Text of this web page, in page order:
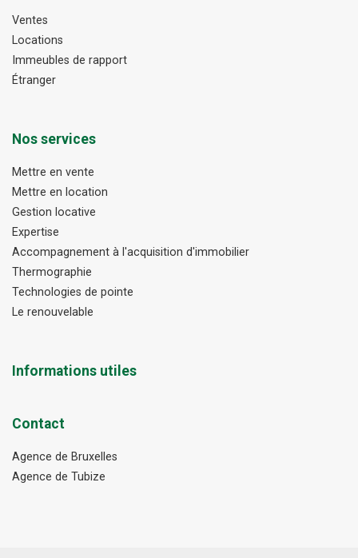
Ventes
Locations
Immeubles de rapport
Étranger
Nos services
Mettre en vente
Mettre en location
Gestion locative
Expertise
Accompagnement à l'acquisition d'immobilier
Thermographie
Technologies de pointe
Le renouvelable
Informations utiles
Contact
Agence de Bruxelles
Agence de Tubize